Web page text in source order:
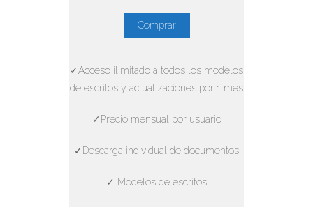
Comprar
✓Acceso ilimitado a todos los modelos
de escritos y actualizaciones por 1 mes
✓Precio mensual por usuario
✓Descarga individual de documentos
✓ Modelos de escritos